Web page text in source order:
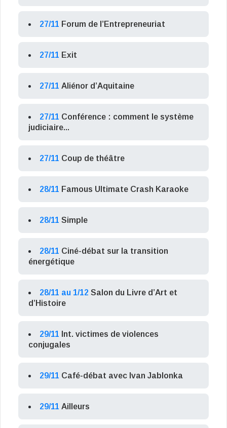
27/11 Forum de l’Entrepreneuriat
27/11 Exit
27/11 Aliénor d’Aquitaine
27/11 Conférence : comment le système
judiciaire...
27/11 Coup de théâtre
28/11 Famous Ultimate Crash Karaoke
28/11 Simple
28/11 Ciné-débat sur la transition
énergétique
28/11 au 1/12 Salon du Livre d’Art et
d’Histoire
29/11 Int. victimes de violences
conjugales
29/11 Café-débat avec Ivan Jablonka
29/11 Ailleurs